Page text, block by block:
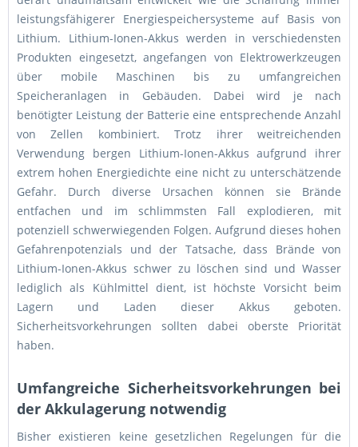
leistungsfähigerer Energiespeichersysteme auf Basis von
Lithium. Lithium-Ionen-Akkus werden in verschiedensten
Produkten eingesetzt, angefangen von Elektrowerkzeugen
über mobile Maschinen bis zu umfangreichen
Speicheranlagen in Gebäuden. Dabei wird je nach
benötigter Leistung der Batterie eine entsprechende Anzahl
von Zellen kombiniert. Trotz ihrer weitreichenden
Verwendung bergen Lithium-Ionen-Akkus aufgrund ihrer
extrem hohen Energiedichte eine nicht zu unterschätzende
Gefahr. Durch diverse Ursachen können sie Brände
entfachen und im schlimmsten Fall explodieren, mit
potenziell schwerwiegenden Folgen. Aufgrund dieses hohen
Gefahrenpotenzials und der Tatsache, dass Brände von
Lithium-Ionen-Akkus schwer zu löschen sind und Wasser
lediglich als Kühlmittel dient, ist höchste Vorsicht beim
Lagern und Laden dieser Akkus geboten.
Sicherheitsvorkehrungen sollten dabei oberste Priorität
haben.
Umfangreiche Sicherheitsvorkehrungen bei
der Akkulagerung notwendig
Bisher existieren keine gesetzlichen Regelungen für die